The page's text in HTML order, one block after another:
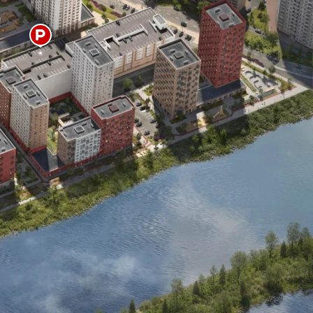
цвета
8 930 000 ₽
0 ₽
8 930 000 ₽
Сохранить и закрыть